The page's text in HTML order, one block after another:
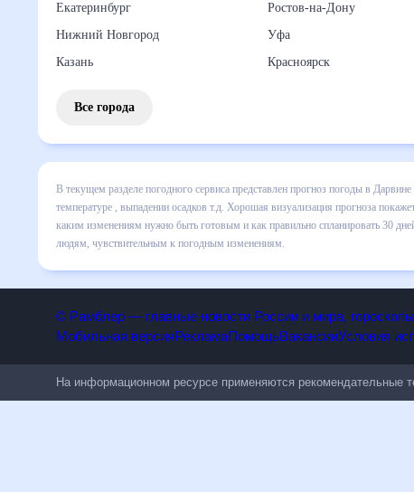
Екатеринбург
Нижний Новгород
Казань
Ростов-на-Дону
Уфа
Красноярск
Все города
В текущем разделе погодного сервиса представлен
включает все сведения по дневной температуре ,
динамике и даст понять, какая будет погода в Дарвине в
спланировать 30 дней. Подобный прогноз погоды в
© Рамблер — главные новости России и мира,
На информационном ресурсе применяются